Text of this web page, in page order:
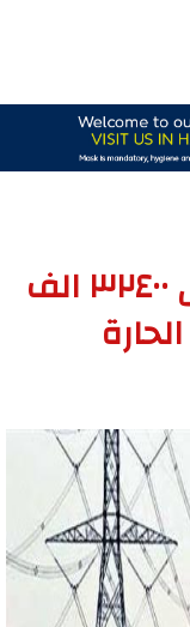
احمال الكهرباء تقفز إلى ٣٢٤٠٠ الف